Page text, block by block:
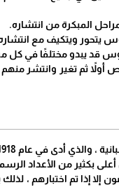
المبكرة من انتشاره.
يتحور ويتكيف مع
قد يبدو مختلفًا في كل
ثم تغير وانتشر منهم
بكثير من الأعداد
إذا تم اختبارهم ،